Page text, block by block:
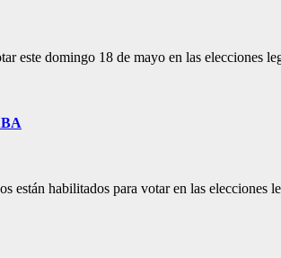
este domingo 18 de mayo en las elecciones
están habilitados para votar en las